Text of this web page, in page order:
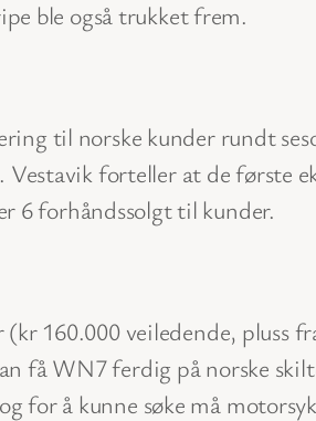
ble også trukket frem.
til norske kunder rundt
forteller at de første
6 forhåndssolgt til kunder.
160.000 veiledende,
få WN7 ferdig på norske
for å kunne søke må